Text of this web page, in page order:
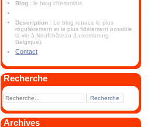
Blog : le blog chestrolais
Description : Le blog retrace le plus
régulièrement et le plus fidèlement possible
la vie à Neufchâteau (Luxembourg-
Belgique).
Contact
Recherche
Archives